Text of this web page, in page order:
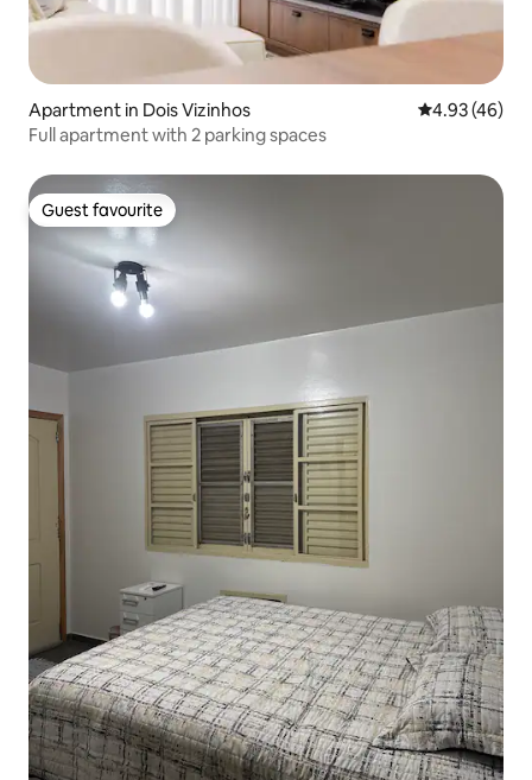
Apartment in Dois Vizinhos 4.93 out of 5
4.93 (46)
Full apartment with 2 parking spaces
Guest favourite
Guest favourite